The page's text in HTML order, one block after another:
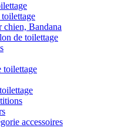
chien, Bandana
de toilettage
toilettage
accessoires